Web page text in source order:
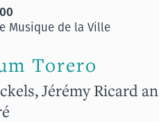
Musique de la Ville
Torero
Jérémy Ricard an